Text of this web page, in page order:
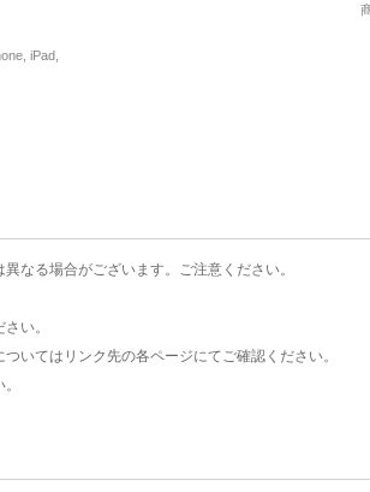
推し楽
iPad,
なる場合がございます。ご注意ください。
い。
いてはリンク先の各ページにてご確認ください。